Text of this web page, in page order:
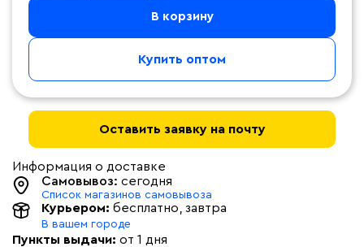
В корзину
Купить оптом
Оставить заявку на почту
Информация о доставке
Самовывоз: сегодня
Список магазинов самовывоза
Курьером: бесплатно , завтра
В вашем городе
Пункты выдачи: от 1 дня